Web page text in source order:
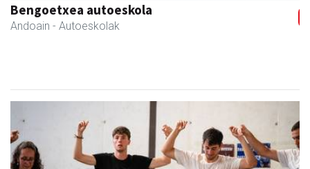
Eizmendi ile-apaindegia
Amasa-Villabona - Ile-apaindegiak